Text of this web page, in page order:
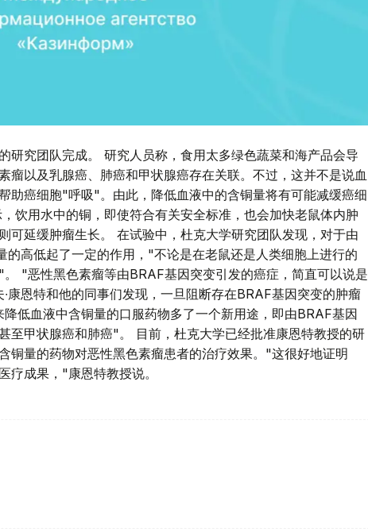
研究团队完成。 研究人员称，食用太多绿色蔬菜和海产品会导
瘤以及乳腺癌、肺癌和甲状腺癌存在关联。不过，这并不是说血
助癌细胞"呼吸"。由此，降低血液中的含铜量将有可能减缓癌细
饮用水中的铜，即使符合有关安全标准，也会加快老鼠体内肿
可延缓肿瘤生长。 在试验中，杜克大学研究团队发现，对于由
的高低起了一定的作用，"不论是在老鼠还是人类细胞上进行的
"恶性黑色素瘤等由BRAF基因突变引发的癌症，简直可以说是
康恩特和他的同事们发现，一旦阻断存在BRAF基因突变的肿瘤
低血液中含铜量的口服药物多了一个新用途，即由BRAF基因
至甲状腺癌和肺癌"。 目前，杜克大学已经批准康恩特教授的研
铜量的药物对恶性黑色素瘤患者的治疗效果。"这很好地证明
疗成果，"康恩特教授说。